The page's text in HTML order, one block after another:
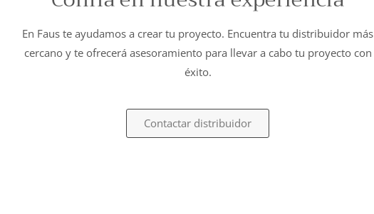
En Faus te ayudamos a crear tu proyecto. Encuentra tu distribuidor más
cercano y te ofrecerá asesoramiento para llevar a cabo tu proyecto con
éxito.
Contactar distribuidor